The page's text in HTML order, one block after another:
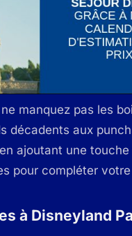
manquez pas les
décadents aux
ajoutant une
pour compléter
à Disneyland